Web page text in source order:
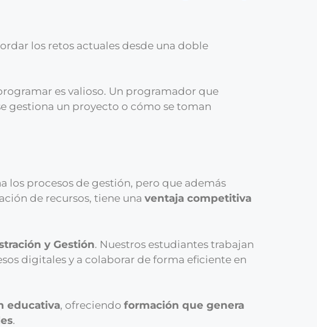
los retos actuales desde una doble
es valioso. Un programador que
gestiona un proyecto o cómo se toman
los procesos de gestión, pero que además
de recursos, tiene una ventaja competitiva
y Gestión. Nuestros estudiantes trabajan
digitales y a colaborar de forma eficiente en
educativa, ofreciendo formación que genera
.